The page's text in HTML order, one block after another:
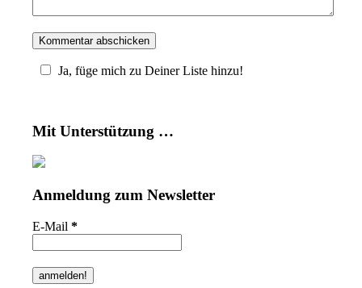
Ja, füge mich zu Deiner Liste hinzu!
Mit Unterstützung …
Anmeldung zum Newsletter
E-Mail*